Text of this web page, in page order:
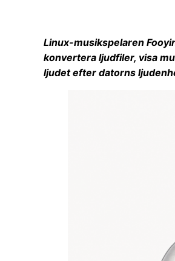
Linux-musikspelaren
konvertera ljudfiler, visa
ljudet efter datorns